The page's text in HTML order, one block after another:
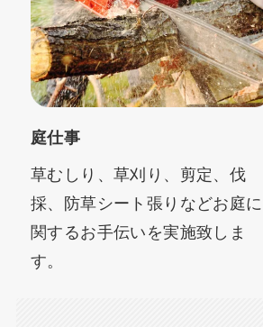
庭仕事
草むしり、草刈り、剪定、伐
採、防草シート張りなどお庭に
関するお手伝いを実施致しま
す。